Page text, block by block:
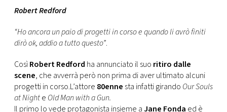
Robert Redford
“Ho ancora un paio di progetti in corso e quando li avrò finiti
dirò ok, addio a tutto questo”.
CosìRobert Redford ha annunciato il suo ritiro dalle
scene, che avverrà però non prima di aver ultimato alcuni
progetti in corso.L’attore 80enne sta infatti girando Our Souls
at Nighte Old Man with a Gun.
Il primo lo vede protagonista insieme aJane Fonda ed è